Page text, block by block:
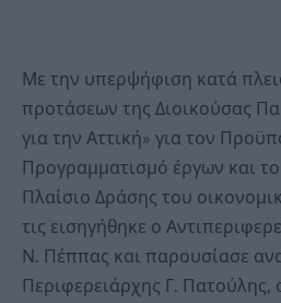
Με την υπερψήφιση κατά
προτάσεων της Διοικούσας
για την Αττική» για τον
Προγραμματισμό έργων και
Πλαίσιο Δράσης του
τις εισηγήθηκε ο
Ν. Πέππας και παρουσίασε
Περιφερειάρχης Γ.